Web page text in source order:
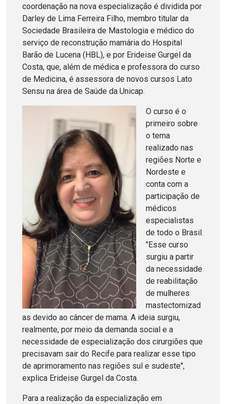
coordenação na nova especialização é dividida por
Darley de Lima Ferreira Filho, membro titular da
Sociedade Brasileira de Mastologia e médico do
serviço de reconstrução mamária do Hospital
Barão de Lucena (HBL), e por Erideise Gurgel da
Costa, que, além de médica e professora do curso
de Medicina, é assessora de novos cursos Lato
Sensu na área de Saúde da Unicap.
O curso é o
primeiro sobre
o tema
realizado nas
regiões Norte e
Nordeste e
conta com a
participação de
médicos
especialistas
de todo o Brasil.
"Esse curso
surgiu a partir
da necessidade
de reabilitação
de mulheres
mastectomizad
as devido ao câncer de mama. A ideia surgiu,
realmente, por meio da demanda social e a
necessidade de especialização dos cirurgiões que
precisavam sair do Recife para realizar esse tipo
de aprimoramento nas regiões sul e sudeste",
explica Erideise Gurgel da Costa.
Para a realização da especialização em